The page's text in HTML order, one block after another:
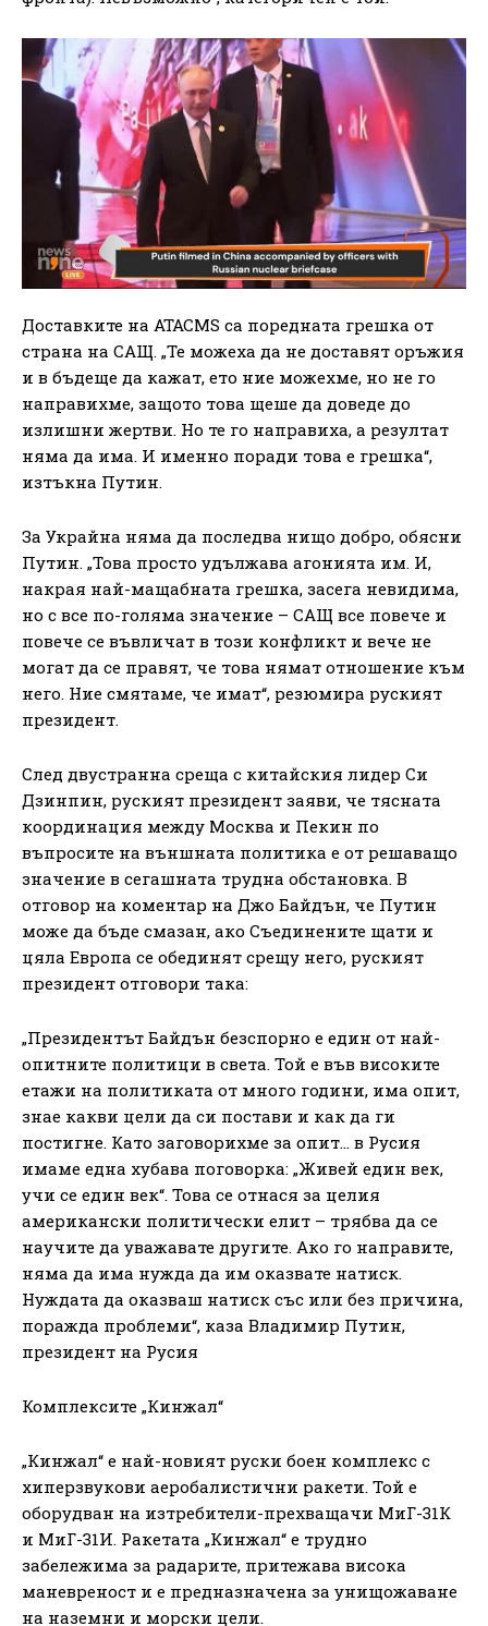
Доставките на ATACMS са поредната грешка от
страна на САЩ. „Те можеха да не доставят оръжия
и в бъдеще да кажат, ето ние можехме, но не го
направихме, защото това щеше да доведе до
излишни жертви. Но те го направиха, а резултат
няма да има. И именно поради това е грешка“,
изтъкна Путин.
За Украйна няма да последва нищо добро, обясни
Путин. „Това просто удължава агонията им. И,
накрая най-мащабната грешка, засега невидима,
но с все по-голяма значение – САЩ все повече и
повече се въвличат в този конфликт и вече не
могат да се правят, че това нямат отношение към
него. Ние смятаме, че имат“, резюмира руският
президент.
След двустранна среща с китайския лидер Си
Дзинпин, руският президент заяви, че тясната
координация между Москва и Пекин по
въпросите на външната политика е от решаващо
значение в сегашната трудна обстановка. В
отговор на коментар на Джо Байдън, че Путин
може да бъде смазан, ако Съединените щати и
цяла Европа се обединят срещу него, руският
президент отговори така:
„Президентът Байдън безспорно е един от най-
опитните политици в света. Той е във високите
етажи на политиката от много години, има опит,
знае какви цели да си постави и как да ги
постигне. Като заговорихме за опит… в Русия
имаме една хубава поговорка: „Живей един век,
учи се един век“. Това се отнася за целия
американски политически елит – трябва да се
научите да уважавате другите. Ако го направите,
няма да има нужда да им оказвате натиск.
Нуждата да оказваш натиск със или без причина,
поражда проблеми“, каза Владимир Путин,
президент на Русия
Комплексите „Кинжал“
„Кинжал“ е най-новият руски боен комплекс с
хиперзвукови аеробалистични ракети. Той е
оборудван на изтребители-прехващачи МиГ-31К
и МиГ-31И. Ракетата „Кинжал“ е трудно
забележима за радарите, притежава висока
маневреност и е предназначена за унищожаване
на наземни и морски цели.